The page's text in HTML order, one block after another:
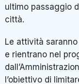
ultimo passaggio
città.
Le attività
e rientrano nel
l’obiettivo di